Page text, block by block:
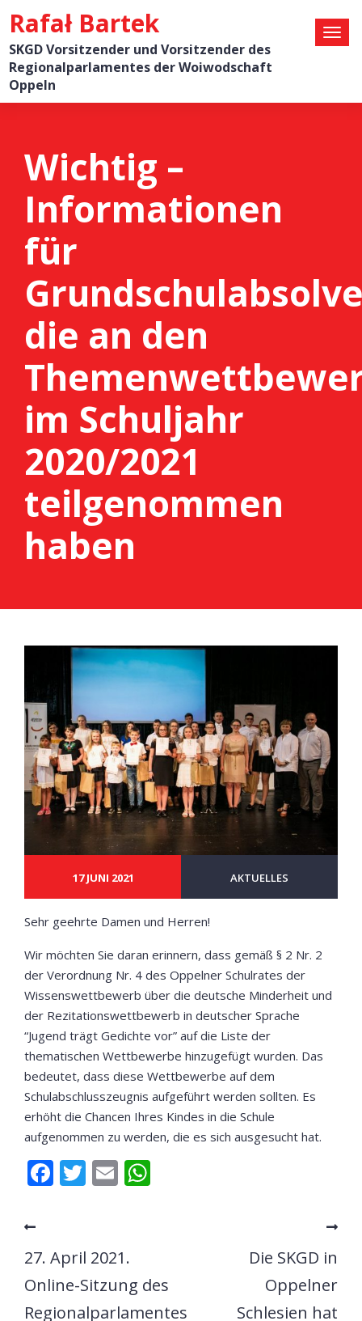
Rafał Bartek
SKGD Vorsitzender und Vorsitzender des
Regionalparlamentes der Woiwodschaft
Oppeln
Wichtig –
Informationen
für
die an den
im Schuljahr
2020/2021
teilgenommen
haben
17 JUNI 2021 AKTUELLES
Sehr geehrte Damen und Herren!
Wir möchten Sie daran erinnern, dass gemäß § 2 Nr. 2
der Verordnung Nr. 4 des Oppelner Schulrates der
Wissenswettbewerb über die deutsche Minderheit und
der Rezitationswettbewerb in deutscher Sprache
“Jugend trägt Gedichte vor” auf die Liste der
thematischen Wettbewerbe hinzugefügt wurden. Das
bedeutet, dass diese Wettbewerbe auf dem
Schulabschlusszeugnis aufgeführt werden sollten. Es
erhöht die Chancen Ihres Kindes in die Schule
aufgenommen zu werden, die es sich ausgesucht hat.
Facebook
Twitter
Email
27. April 2021.
Online-Sitzung des
Regionalparlamentes
Die SKGD in
Oppelner
Schlesien hat